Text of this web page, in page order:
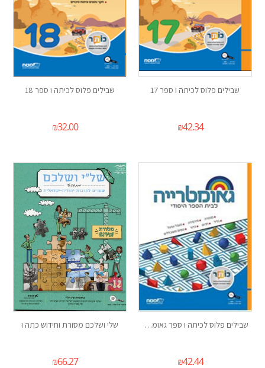
שבילים פלוס לכיתה ו ספר 17
₪42.34
שבילים פלוס לכיתה ו ספר 18
₪32.00
שבילים פלוס לכיתה ו ספר גאומטריה
₪42.44
שלי ושלכם מסורת וחידוש כתה ו
₪66.27